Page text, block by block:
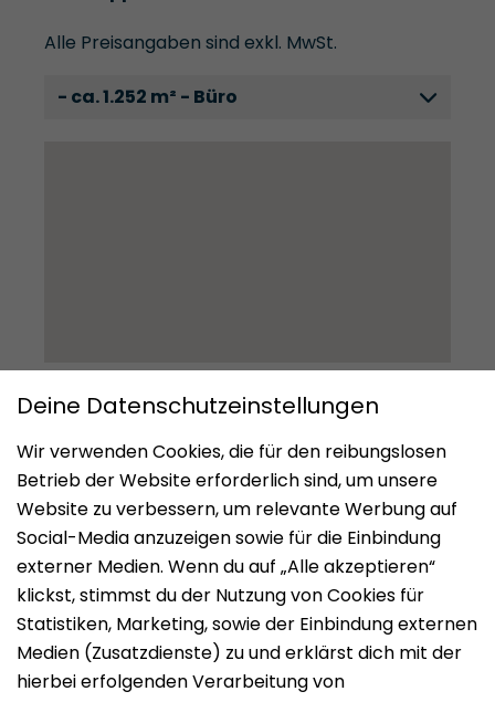
Alle Preisangaben sind exkl. MwSt.
- ca. 1.252 m² - Büro
Impressum
Datenschutz
Nutzungsbedingungen